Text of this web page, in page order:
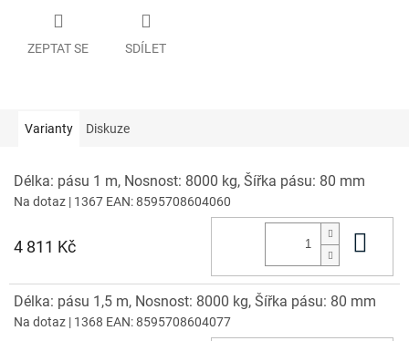
ZEPTAT SE SDÍLET
Varianty Diskuze
Délka: pásu 1 m, Nosnost: 8000 kg, Šířka pásu: 80 mm
Na dotaz | 1367 EAN:8595708604060
4 811 Kč
Délka: pásu 1,5 m, Nosnost: 8000 kg, Šířka pásu: 80 mm
Na dotaz | 1368 EAN:8595708604077